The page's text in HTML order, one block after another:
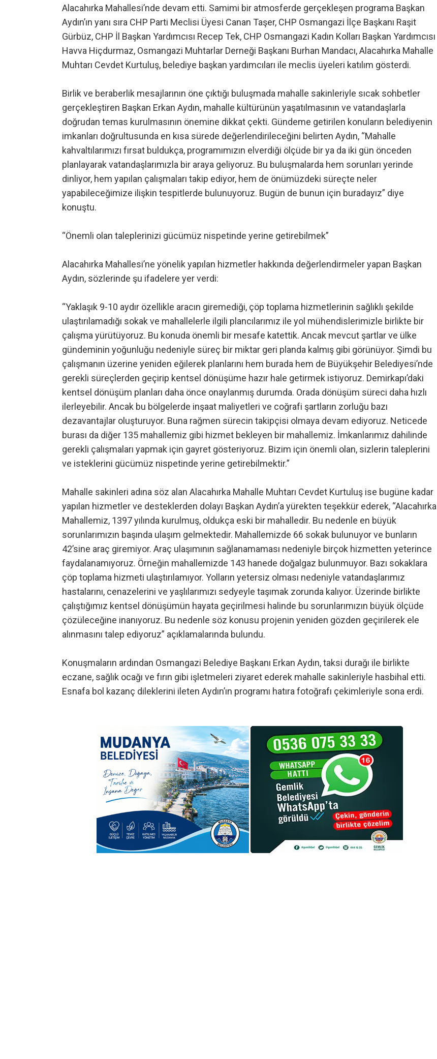
Alacahırka Mahallesi’nde devam etti. Samimi bir atmosferde gerçekleşen programa Başkan
Aydın’ın yanı sıra CHP Parti Meclisi Üyesi Canan Taşer, CHP Osmangazi İlçe Başkanı Raşit
Gürbüz, CHP İl Başkan Yardımcısı Recep Tek, CHP Osmangazi Kadın Kolları Başkan Yardımcısı
Havva Hiçdurmaz, Osmangazi Muhtarlar Derneği Başkanı Burhan Mandacı, Alacahırka Mahalle
Muhtarı Cevdet Kurtuluş, belediye başkan yardımcıları ile meclis üyeleri katılım gösterdi.
Birlik ve beraberlik mesajlarının öne çıktığı buluşmada mahalle sakinleriyle sıcak sohbetler
gerçekleştiren Başkan Erkan Aydın, mahalle kültürünün yaşatılmasının ve vatandaşlarla
doğrudan temas kurulmasının önemine dikkat çekti. Gündeme getirilen konuların belediyenin
imkanları doğrultusunda en kısa sürede değerlendirileceğini belirten Aydın, “Mahalle
kahvaltılarımızı fırsat buldukça, programımızın elverdiği ölçüde bir ya da iki gün önceden
planlayarak vatandaşlarımızla bir araya geliyoruz. Bu buluşmalarda hem sorunları yerinde
dinliyor, hem yapılan çalışmaları takip ediyor, hem de önümüzdeki süreçte neler
yapabileceğimize ilişkin tespitlerde bulunuyoruz. Bugün de bunun için buradayız” diye
konuştu.
“Önemli olan taleplerinizi gücümüz nispetinde yerine getirebilmek”
Alacahırka Mahallesi’ne yönelik yapılan hizmetler hakkında değerlendirmeler yapan Başkan
Aydın, sözlerinde şu ifadelere yer verdi:
“Yaklaşık 9-10 aydır özellikle aracın giremediği, çöp toplama hizmetlerinin sağlıklı şekilde
ulaştırılamadığı sokak ve mahallelerle ilgili plancılarımız ile yol mühendislerimizle birlikte bir
çalışma yürütüyoruz. Bu konuda önemli bir mesafe katettik. Ancak mevcut şartlar ve ülke
gündeminin yoğunluğu nedeniyle süreç bir miktar geri planda kalmış gibi görünüyor. Şimdi bu
çalışmanın üzerine yeniden eğilerek planlarını hem burada hem de Büyükşehir Belediyesi’nde
gerekli süreçlerden geçirip kentsel dönüşüme hazır hale getirmek istiyoruz. Demirkapı’daki
kentsel dönüşüm planları daha önce onaylanmış durumda. Orada dönüşüm süreci daha hızlı
ilerleyebilir. Ancak bu bölgelerde inşaat maliyetleri ve coğrafi şartların zorluğu bazı
dezavantajlar oluşturuyor. Buna rağmen sürecin takipçisi olmaya devam ediyoruz. Neticede
burası da diğer 135 mahallemiz gibi hizmet bekleyen bir mahallemiz. İmkanlarımız dahilinde
gerekli çalışmaları yapmak için gayret gösteriyoruz. Bizim için önemli olan, sizlerin taleplerini
ve isteklerini gücümüz nispetinde yerine getirebilmektir.”
Mahalle sakinleri adına söz alan Alacahırka Mahalle Muhtarı Cevdet Kurtuluş ise bugüne kadar
yapılan hizmetler ve desteklerden dolayı Başkan Aydın’a yürekten teşekkür ederek, “Alacahırka
Mahallemiz, 1397 yılında kurulmuş, oldukça eski bir mahalledir. Bu nedenle en büyük
sorunlarımızın başında ulaşım gelmektedir. Mahallemizde 66 sokak bulunuyor ve bunların
42’sine araç giremiyor. Araç ulaşımının sağlanamaması nedeniyle birçok hizmetten yeterince
faydalanamıyoruz. Örneğin mahallemizde 143 hanede doğalgaz bulunmuyor. Bazı sokaklara
çöp toplama hizmeti ulaştırılamıyor. Yolların yetersiz olması nedeniyle vatandaşlarımız
hastalarını, cenazelerini ve yaşlılarımızı sedyeyle taşımak zorunda kalıyor. Üzerinde birlikte
çalıştığımız kentsel dönüşümün hayata geçirilmesi halinde bu sorunlarımızın büyük ölçüde
çözüleceğine inanıyoruz. Bu nedenle söz konusu projenin yeniden gözden geçirilerek ele
alınmasını talep ediyoruz” açıklamalarında bulundu.
Konuşmaların ardından Osmangazi Belediye Başkanı Erkan Aydın, taksi durağı ile birlikte
eczane, sağlık ocağı ve fırın gibi işletmeleri ziyaret ederek mahalle sakinleriyle hasbihal etti.
Esnafa bol kazanç dileklerini ileten Aydın’ın programı hatıra fotoğrafı çekimleriyle sona erdi.